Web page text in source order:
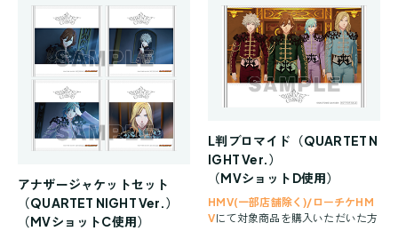
アナザージャケットセット
（QUARTET NIGHT Ver.）
（MVショットC使用）
L判ブロマイド（QUARTET N
IGHT Ver.）
（MVショットD使用）
HMV(一部店舗除く)/ローチケHM
Vにて対象商品を購入いただいた方